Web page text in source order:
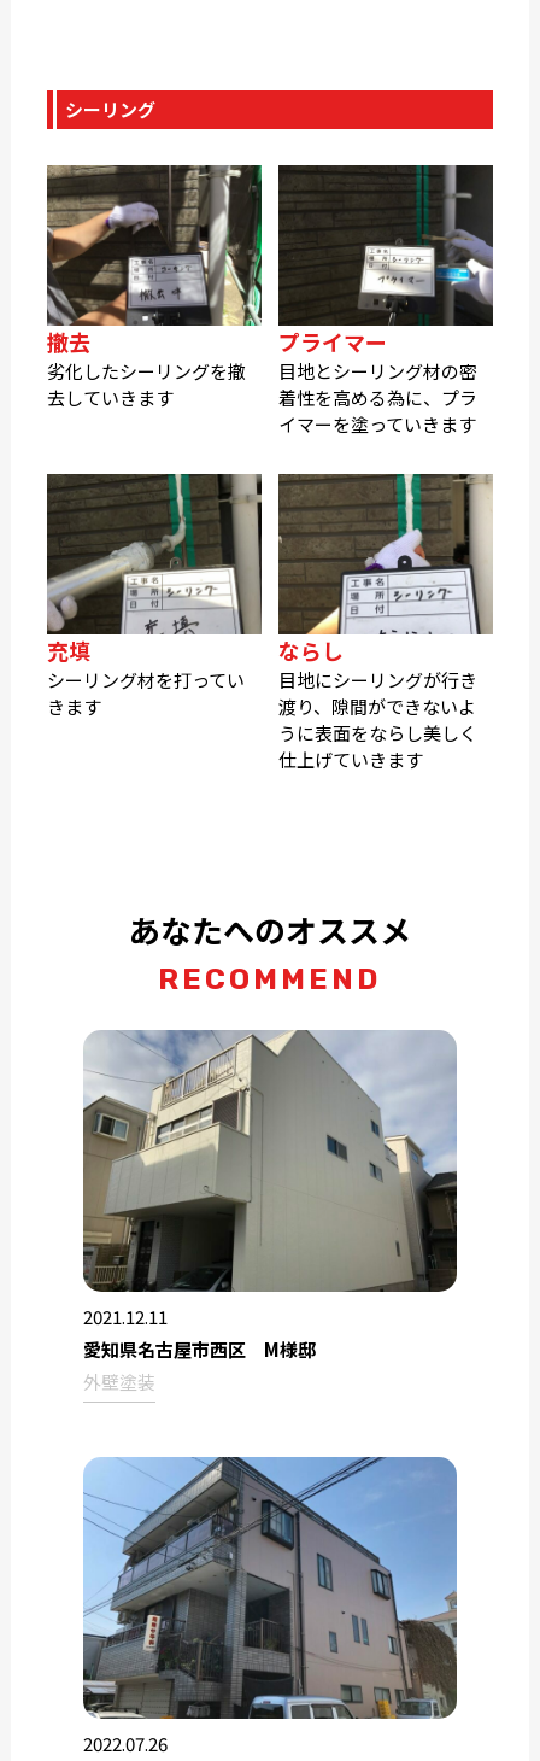
シーリング
撤去
劣化したシーリングを撤
去していきます
プライマー
目地とシーリング材の密
着性を高める為に、プラ
イマーを塗っていきます
充填
シーリング材を打ってい
きます
ならし
目地にシーリングが行き
渡り、隙間ができないよ
うに表面をならし美しく
仕上げていきます
あなたへのオススメ
RECOMMEND
2021.12.11
愛知県名古屋市西区 M様邸
外壁塗装
2022.07.26